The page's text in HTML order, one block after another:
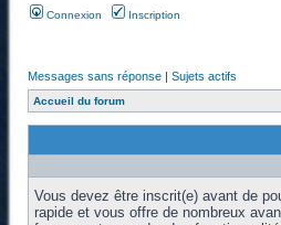
Connexion Inscription
Messages sans réponse | Sujets actifs
Accueil du forum
Vous devez être inscrit(e) avant de
rapide et vous offre de nombreux